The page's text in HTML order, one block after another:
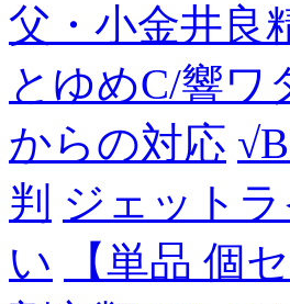
父・小金井良
とゆめC/響ワ
からの対応
判 ジェット
い
【単品 個